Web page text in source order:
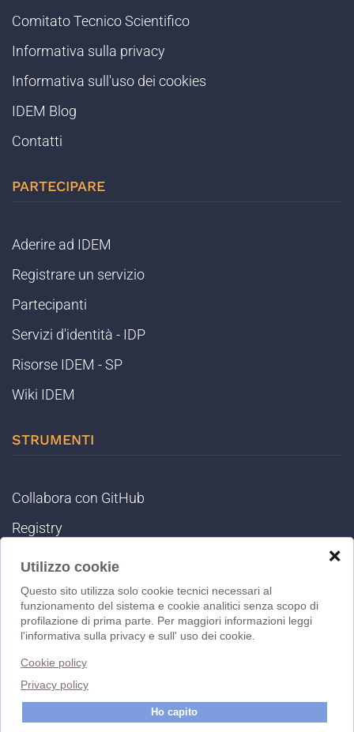
Utilizzo cookie
Questo sito utilizza solo cookie tecnici necessari al
funzionamento del sistema e cookie analitici senza scopo di
profilazione di prima parte. Per maggiori informazioni leggi
l'informativa sulla privacy e sull' uso dei cookie.
Cookie policy
Privacy policy
Ho capito
❌
Comitato Tecnico Scientifico
Informativa sulla privacy
Informativa sull'uso dei cookies
IDEM Blog
Contatti
PARTECIPARE
Aderire ad IDEM
Registrare un servizio
Partecipanti
Servizi d'identità - IDP
Risorse IDEM - SP
Wiki IDEM
STRUMENTI
Collabora con GitHub
Registry
IDEM Tools
MET
eduGAIN DB
Statistiche
Privato